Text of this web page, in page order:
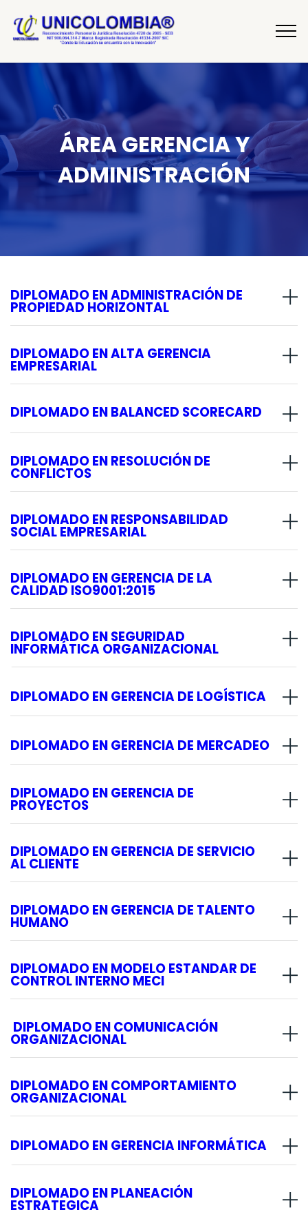
ÁREA GERENCIA Y
ADMINISTRACIÓN
DIPLOMADO EN ADMINISTRACIÓN DE
PROPIEDAD HORIZONTAL
DIPLOMADO EN ALTA GERENCIA
EMPRESARIAL
DIPLOMADO EN BALANCED SCORECARD
DIPLOMADO EN RESOLUCIÓN DE
CONFLICTOS
DIPLOMADO EN RESPONSABILIDAD
SOCIAL EMPRESARIAL
DIPLOMADO EN GERENCIA DE LA
CALIDAD ISO9001:2015
DIPLOMADO EN SEGURIDAD
INFORMÁTICA ORGANIZACIONAL
DIPLOMADO EN GERENCIA DE LOGÍSTICA
DIPLOMADO EN GERENCIA DE MERCADEO
DIPLOMADO EN GERENCIA DE
PROYECTOS
DIPLOMADO EN GERENCIA DE SERVICIO
AL CLIENTE
DIPLOMADO EN GERENCIA DE TALENTO
HUMANO
DIPLOMADO EN MODELO ESTANDAR DE
CONTROL INTERNO MECI
DIPLOMADO EN COMUNICACIÓN
ORGANIZACIONAL
DIPLOMADO EN COMPORTAMIENTO
ORGANIZACIONAL
DIPLOMADO EN GERENCIA INFORMÁTICA
DIPLOMADO EN PLANEACIÓN
ESTRATEGICA